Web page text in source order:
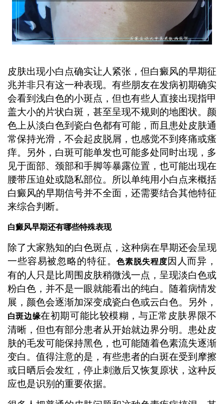
皮肤出现小白点确实让人紧张，但白癜风的早期征
兆并非只有这一种表现。有些朋友在发病初期确实
会看到浅白色的小斑点，但也有些人直接出现指甲
盖大小的片状白斑，甚至呈现不规则的地图状。颜
色上从淡白色到瓷白色都有可能，而且患处皮肤通
常保持光滑，不会起皮脱屑，也感觉不到疼痛或瘙
痒。另外，白斑可能单发也可能多处同时出现，多
见于面部、颈部和手脚等暴露位置，也可能出现在
腰带压迫处或隐私部位。所以单纯用小白点来概括
白癜风的早期信号并不全面，还需要结合其他特征
来综合判断。
白癜风早期还有哪些特殊表现
除了大家熟知的白色斑点，这种病在早期还会呈现
一些容易被忽略的特征。色素脱失程度 因人而异，
有的人只是比周围皮肤稍微浅一点，呈现淡白色或
粉白色，并不是一眼就能看出的纯白。随着病情发
展，颜色会逐渐加深变成瓷白色或云白色。另外，
白斑边缘在初期可能比较模糊，与正常皮肤界限不
清晰，但也有部分患者从开始就边界分明。患处皮
肤的毛发可能保持黑色，也可能随着色素流失逐渐
变白。值得注意的是，有些患者的白斑在受到摩擦
或日晒后会发红，停止刺激后又恢复原状，这种反
应也是识别的重要依据。